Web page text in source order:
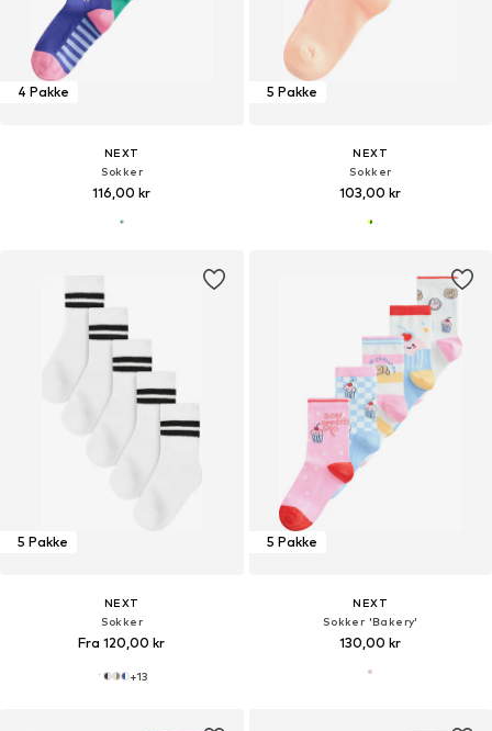
4 Pakke
NEXT
Sokker
116,00 kr
5 Pakke
NEXT
Sokker
103,00 kr
5 Pakke
NEXT
Sokker
Fra 120,00 kr
+13
5 Pakke
NEXT
Sokker 'Bakery'
130,00 kr